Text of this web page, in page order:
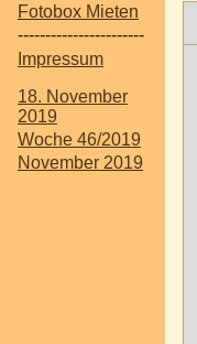
Fotobox Mieten
-----------------------
Impressum
18. November
2019
Woche 46/2019
November 2019